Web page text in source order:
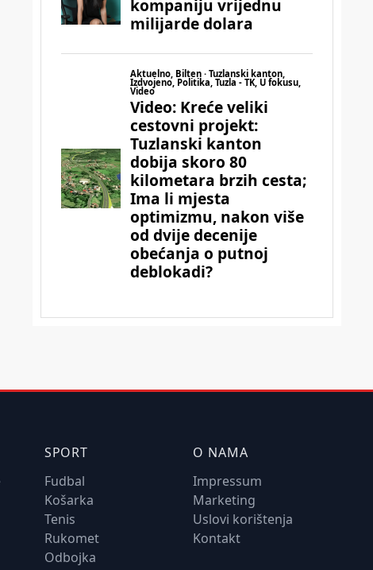
SPORT
Fudbal
Košarka
Tenis
Rukomet
Odbojka
O NAMA
Impressum
Marketing
Uslovi korištenja
Kontakt